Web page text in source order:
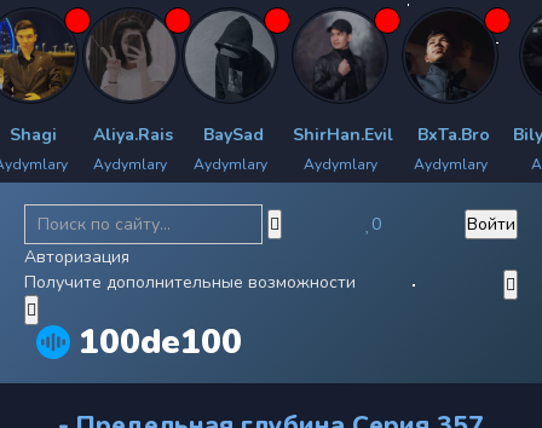
Aliya.Rais
Aydymlary
BaySad
Aydymlary
ShirHan.Evil
Aydymlary
BxTa.Bro
Aydymlary
100de100
0
Войти
Авторизация
Получите дополнительные возможности